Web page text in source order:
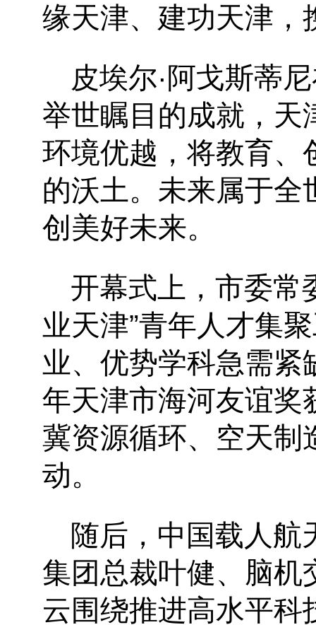
缘天津、建功天津
皮埃尔·阿戈斯蒂
举世瞩目的成就，天
环境优越，将教育、
的沃土。未来属于全
创美好未来。
开幕式上，市委常
业天津”青年人才集
业、优势学科急需
年天津市海河友谊奖
冀资源循环、空天制
动。
随后，中国载人航
集团总裁叶健、 脑机
云围绕推进高水平科